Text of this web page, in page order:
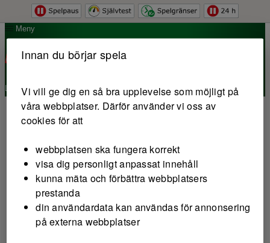
Hoppa till innehåll
Meny
Logga in
Innan du börjar spela
Vi vill ge dig en så bra upplevelse som möjligt på
våra webbplatser. Därför använder vi oss av
cookies för att
webbplatsen ska fungera korrekt
visa dig personligt anpassat innehåll
kunna mäta och förbättra webbplatsers
prestanda
din användardata kan användas för annonsering
på externa webbplatser